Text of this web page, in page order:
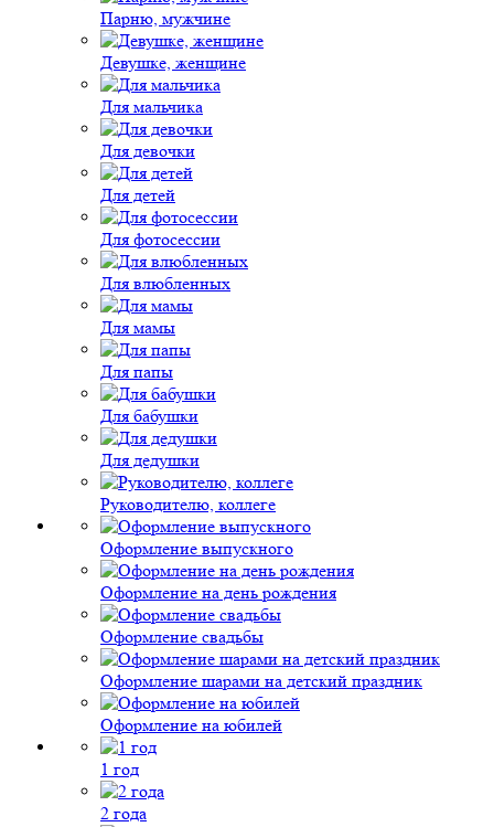
Парню, мужчине
Девушке, женщине
Для мальчика
Для девочки
Для детей
Для фотосессии
Для влюбленных
Для мамы
Для папы
Для бабушки
Для дедушки
Руководителю, коллеге
Оформление выпускного
Оформление на день рождения
Оформление свадьбы
Оформление шарами на детский праздник
Оформление на юбилей
1 год
2 года